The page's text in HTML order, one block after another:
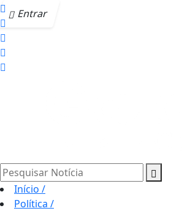
Entrar
Pesquisar Notícia
Início /
Política /